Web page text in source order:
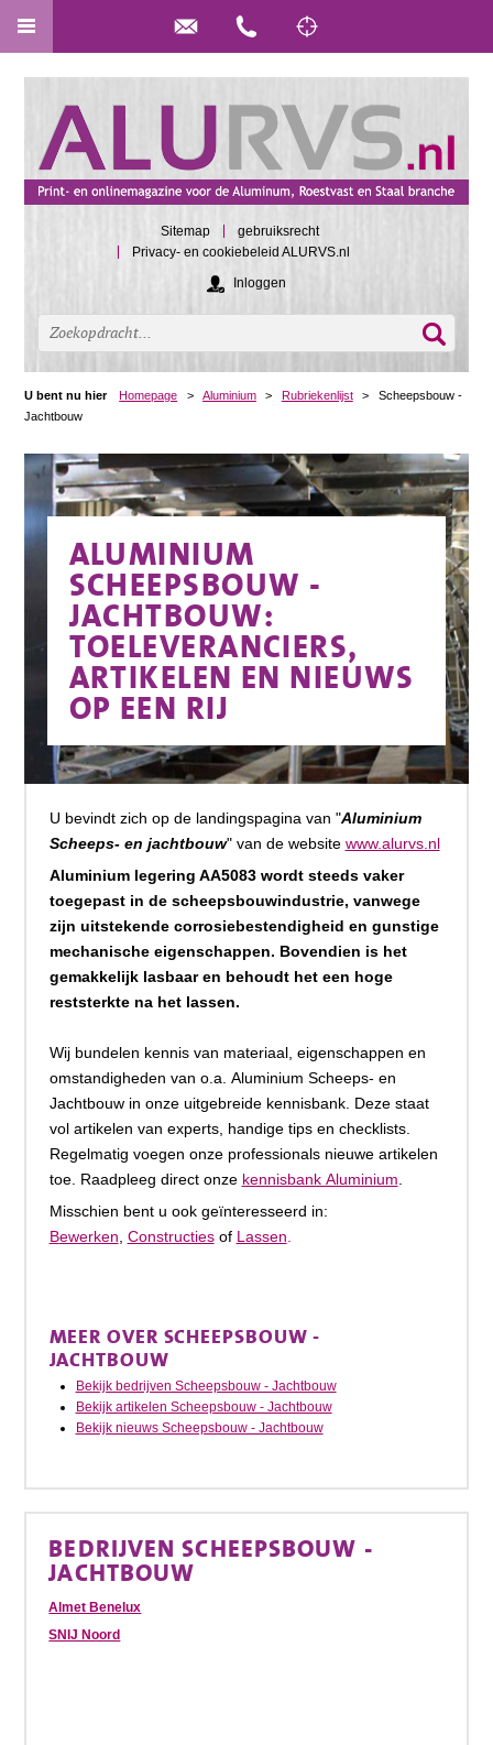
Sitemap
gebruiksrecht
Privacy- en cookiebeleid ALURVS.nl
Inloggen
U bent nu hier Homepage > Aluminium > Rubriekenlijst >
Scheepsbouw -
Jachtbouw
ALUMINIUM
SCHEEPSBOUW -
JACHTBOUW:
TOELEVERANCIERS,
ARTIKELEN EN NIEUWS
OP EEN RIJ
U bevindt zich op de landingspagina van "Aluminium
Scheeps- en jachtbouw" van de website www.alurvs.nl
Aluminium legering AA5083 wordt steeds vaker
toegepast in de scheepsbouwindustrie, vanwege
zijn uitstekende corrosiebestendigheid en gunstige
mechanische eigenschappen. Bovendien is het
gemakkelijk lasbaar en behoudt het een hoge
reststerkte na het lassen.
Wij bundelen kennis van materiaal, eigenschappen en
omstandigheden van o.a. Aluminium Scheeps- en
Jachtbouw in onze uitgebreide kennisbank. Deze staat
vol artikelen van experts, handige tips en checklists.
Regelmatig voegen onze professionals nieuwe artikelen
toe. Raadpleeg direct onze kennisbank Aluminium
Misschien bent u ook geïnteresseerd in:
Bewerken Constructiesof Lassen
MEER OVER SCHEEPSBOUW -
JACHTBOUW
Bekijk bedrijven Scheepsbouw - Jachtbouw
Bekijk artikelen Scheepsbouw - Jachtbouw
Bekijk nieuws Scheepsbouw - Jachtbouw
BEDRIJVEN SCHEEPSBOUW -
JACHTBOUW
Almet Benelux
SNIJ Noord